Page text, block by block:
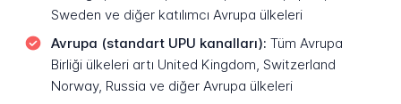
Sweden ve diğer katılımcı Avrupa ülkeleri
Avrupa (standart UPU kanalları): Tüm Avrupa
Birliği ülkeleri artı United Kingdom, Switzerland
Norway, Russia ve diğer Avrupa ülkeleri